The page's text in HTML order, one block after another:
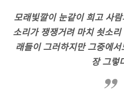
모래빛깔이 눈같이 희고 사
소리가 쟁쟁거려 마치 쇳소
래들이 그러하지만 그중에
장 그렇